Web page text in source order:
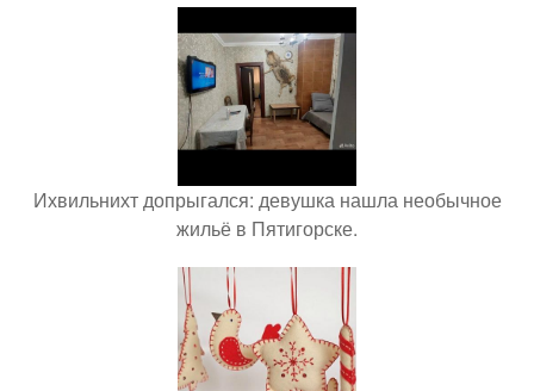
Ихвильнихт допрыгался: девушка нашла необычное
жильё в Пятигорске.